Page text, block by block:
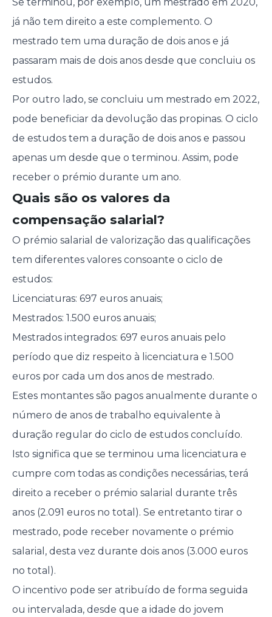
já não tem direito a este complemento. O
mestrado tem uma duração de dois anos e já
passaram mais de dois anos desde que concluiu os
estudos.
Por outro lado, se concluiu um mestrado em 2022,
pode beneficiar da devolução das propinas. O ciclo
de estudos tem a duração de dois anos e passou
apenas um desde que o terminou. Assim, pode
receber o prémio durante um ano.
Quais são os valores da
compensação salarial?
O prémio salarial de valorização das qualificações
tem diferentes valores consoante o ciclo de
estudos:
Licenciaturas: 697 euros anuais;
Mestrados: 1.500 euros anuais;
Mestrados integrados: 697 euros anuais pelo
período que diz respeito à licenciatura e 1.500
euros por cada um dos anos de mestrado.
Estes montantes são pagos anualmente durante o
número de anos de trabalho equivalente à
duração regular do ciclo de estudos concluído.
Isto significa que se terminou uma licenciatura e
cumpre com todas as condições necessárias, terá
direito a receber o prémio salarial durante três
anos (2.091 euros no total). Se entretanto tirar o
mestrado, pode receber novamente o prémio
salarial, desta vez durante dois anos (3.000 euros
no total).
O incentivo pode ser atribuído de forma seguida
ou intervalada, desde que a idade do jovem